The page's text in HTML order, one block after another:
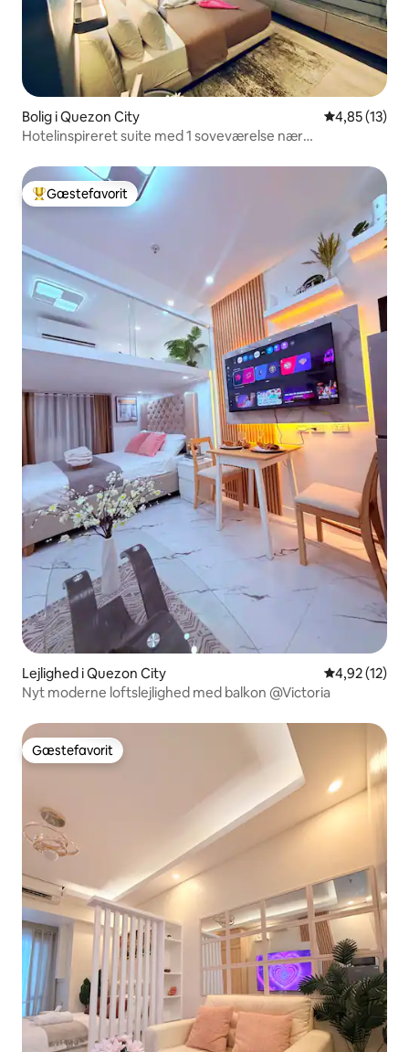
Bolig i Quezon City 4,85 ud af 5
4,85 (13)
Hotelinspireret suite med 1 soveværelse nær
Bedste gæstefavorit
Gæstefavorit
Lejlighed i Quezon City 4,92 ud af 5
4,92 (12)
Nyt moderne loftslejlighed med balkon @Victoria
Gæstefavorit
Gæstefavorit